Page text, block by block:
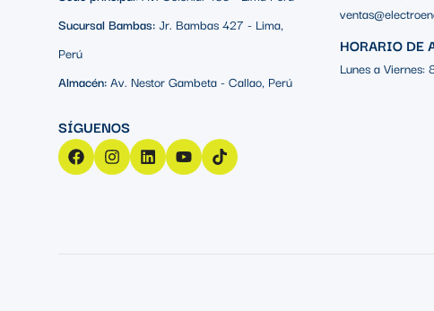
Sucursal Bambas:Jr. Bambas 427 - Lima,
Perú
Almacén:Av. Nestor Gambeta - Callao, Perú
HORARIO DE
Lunes a Viernes: